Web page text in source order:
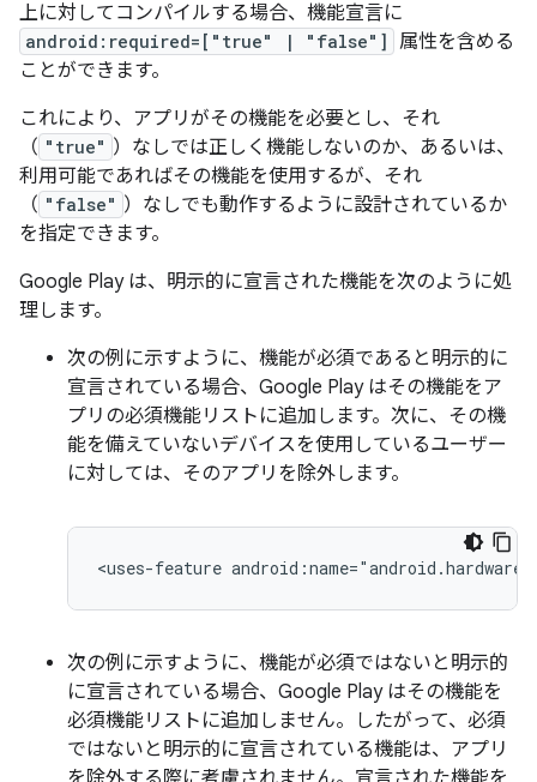
上に対してコンパイルする場合、機能宣言に
android:required=["true" | "false"] 属性を含める
ことができます。
これにより、アプリがその機能を必要とし、それ
（ "true" ）なしでは正しく機能しないのか、あるいは、
利用可能であればその機能を使用するが、それ
（ "false" ）なしでも動作するように設計されているか
を指定できます。
Google Play は、明示的に宣言された機能を次のように処
理します。
次の例に示すように、機能が必須であると明示的に
宣言されている場合、Google Play はその機能をア
プリの必須機能リストに追加します。次に、その機
能を備えていないデバイスを使用しているユーザー
に対しては、そのアプリを除外します。
<uses-feature
次の例に示すように、機能が必須ではない と明示的
に宣言されている場合、Google Play はその機能を
必須機能リストに追加しません。したがって、必須
ではないと明示的に宣言されている機能は、アプリ